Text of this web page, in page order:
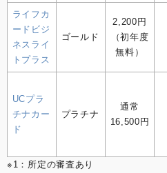
ライフカ
ードビジ
ネスライ
トプラス
ゴールド
2,200円
（初年度
無料）
UCプラ
チナカー
ド
プラチナ
通常
16,500円
※1：所定の審査あり